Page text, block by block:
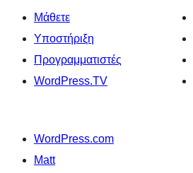
Μάθετε
Υποστήριξη
Προγραμματιστές
WordPress.TV
WordPress.com
Matt